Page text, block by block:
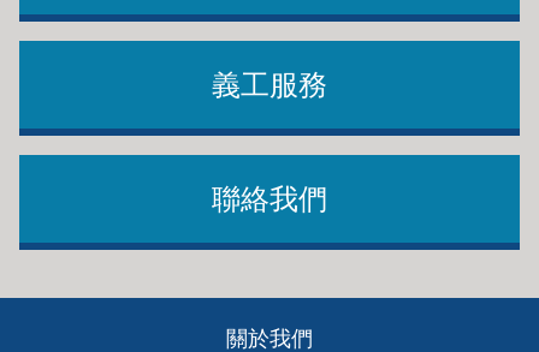
義工服務
聯絡我們
關於我們